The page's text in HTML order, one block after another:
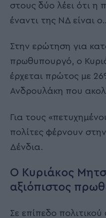
στους δύο λέει ότι η
έναντι της ΝΔ είναι
Στην ερώτηση για
πρωθυπουργό, ο
έρχεται πρώτος με
Ανδρουλάκη που
Για τους
πολίτες φέρνουν
Δένδια.
Ο Κυριάκος
αξιόπιστος
Σε επίπεδο